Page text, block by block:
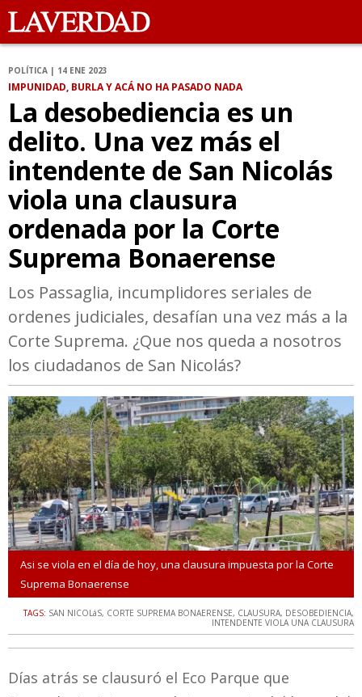
POLÍTICA | 14 ENE 2023
IMPUNIDAD, BURLA Y ACÁ NO HA PASADO NADA
La desobediencia es un
delito. Una vez más el
intendente de San Nicolás
viola una clausura
ordenada por la Corte
Suprema Bonaerense
Los Passaglia, incumplidores seriales de
ordenes judiciales, desafían una vez más a la
Corte Suprema. ¿Que nos queda a nosotros
los ciudadanos de San Nicolás?
Asi se viola en el día de hoy, una clausura impuesta por la Corte
Suprema Bonaerense
TAGS: SAN NICOLáS, CORTE SUPREMA BONAERENSE, CLAUSURA, DESOBEDIENCIA,
INTENDENTE VIOLA UNA CLAUSURA
Días atrás se clausuró el Eco Parque que